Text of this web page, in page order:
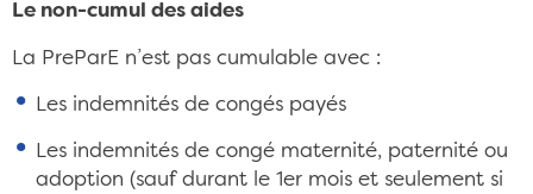
Le non-cumul des aides
La PreParE n’est pas cumulable avec :
Les indemnités de congés payés
Les indemnités de congé maternité, paternité ou
adoption (sauf durant le 1er mois et seulement si